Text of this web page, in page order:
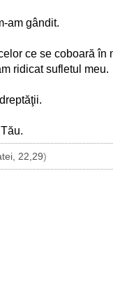
am gândit.
ce se coboară în
ridicat sufletul meu.
22,29)